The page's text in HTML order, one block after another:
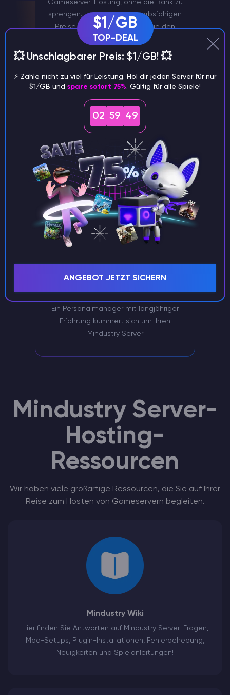
Gameserver-Hosting, ohne die Bank zu
sprengen. Unsere wettbewerbsfähigen
Preise gewährleisten, dass Sie den
besten Wert für Ihr Geld erhalten
Serververwaltung über Discord
Verwalten Sie Ihren Mindustry Server
bequem über unseren Discord Bot
Exklusive Unterstützung
Ein Personalmanager mit langjähriger
Erfahrung kümmert sich um Ihren
Mindustry Server
Mindustry Server-
Hosting-
Ressourcen
Wir haben viele großartige Ressourcen, die Sie auf Ihrer
Reise zum Hosten von Gameservern begleiten.
Mindustry Wiki
Hier finden Sie Antworten auf Mindustry Server-Fragen,
Mod-Setups, Plugin-Installationen, Fehlerbehebung,
Neuigkeiten und Spielanleitungen!
$1/GB
TOP-DEAL
💥 Unschlagbarer Preis: $1/GB! 💥
⚡️ Zahle nicht zu viel für Leistung. Hol dir jeden Server für nur
$1/GB und spare sofort 75%. Gültig für alle Spiele!
02 59 48
ANGEBOT JETZT SICHERN